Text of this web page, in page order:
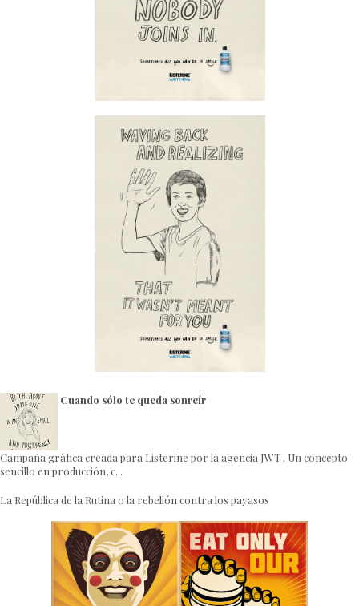
Cuando sólo te queda sonreír
Campaña gráfica creada para Listerine por la agencia JWT . Un concepto
sencillo en producción, c...
La República de la Rutina o la rebelión contra los payasos